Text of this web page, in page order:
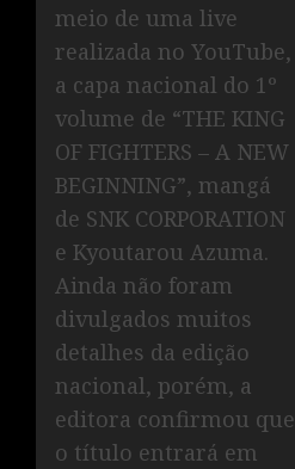
meio de uma live
realizada no YouTube,
a capa nacional do 1º
volume de “THE KING
OF FIGHTERS – A NEW
BEGINNING”, mangá
de SNK CORPORATION
e Kyoutarou Azuma.
Ainda não foram
divulgados muitos
detalhes da edição
nacional, porém, a
editora confirmou que
o título entrará em